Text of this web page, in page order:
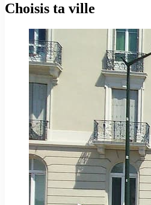
Choisis ta ville